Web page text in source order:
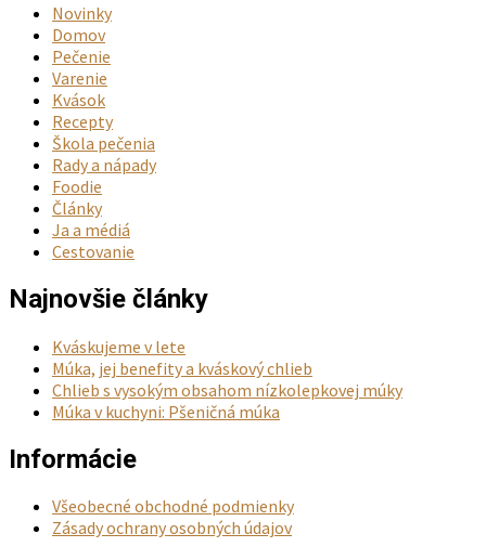
Novinky
Domov
Pečenie
Varenie
Kvások
Recepty
Škola pečenia
Rady a nápady
Foodie
Články
Ja a médiá
Cestovanie
Najnovšie články
Kváskujeme v lete
Múka, jej benefity a kváskový chlieb
Chlieb s vysokým obsahom nízkolepkovej múky
Múka v kuchyni: Pšeničná múka
Informácie
Všeobecné obchodné podmienky
Zásady ochrany osobných údajov